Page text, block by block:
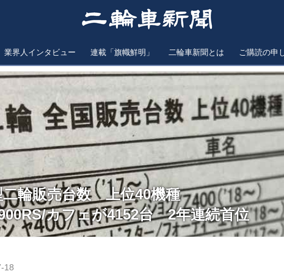
業界人インタビュー 連載「旗幟鮮明」 二輪車新聞とは ご購読の申
二輪販売台数 上位40機種
カフェが4152台 2年連続首位
18